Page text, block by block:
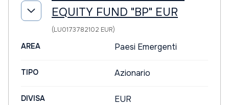
EQUITY FUND "BP" EUR
(LU0173782102 EUR)
AREA Paesi Emergenti
TIPO Azionario
DIVISA EUR